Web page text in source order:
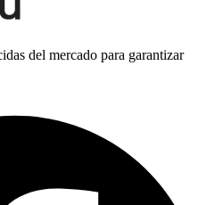
del mercado para garantizar